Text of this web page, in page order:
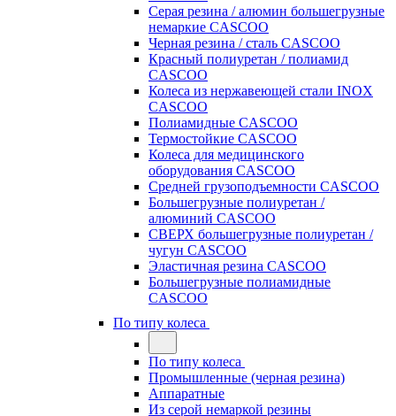
Серая резина / алюмин большегрузные
немаркие CASCOO
Черная резина / сталь CASCOO
Красный полиуретан / полиамид
CASCOO
Колеса из нержавеющей стали INOX
CASCOO
Полиамидные CASCOO
Термостойкие CASCOO
Колеса для медицинского
оборудования CASCOO
Средней грузоподъемности CASCOO
Большегрузные полиуретан /
алюминий CASCOO
СВЕРХ большегрузные полиуретан /
чугун CASCOO
Эластичная резина CASCOO
Большегрузные полиамидные
CASCOO
По типу колеса
По типу колеса
Промышленные (черная резина)
Аппаратные
Из серой немаркой резины